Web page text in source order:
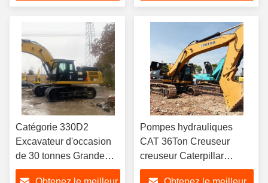
Catégorie 330D2
Excavateur d'occasion
de 30 tonnes Grande
chenille creuseuseur de
Pompes hydrauliques
CAT 36Ton Creuseur
creuseur Caterpillar
336D2L Excavatrices